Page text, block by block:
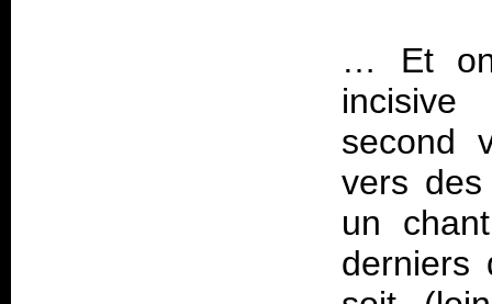
… Et on
second
vers
un
derniers